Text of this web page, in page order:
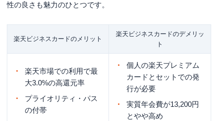
性の良さも魅力のひとつです。
楽天ビジネスカードのメリット
楽天ビジネスカードのデメリッ
ト
楽天市場での利用で最
大3.0%の高還元率
プライオリティ・パス
の付帯
個人の楽天プレミアム
カードとセットでの発
行が必要
実質年会費が13,200円
とやや高め